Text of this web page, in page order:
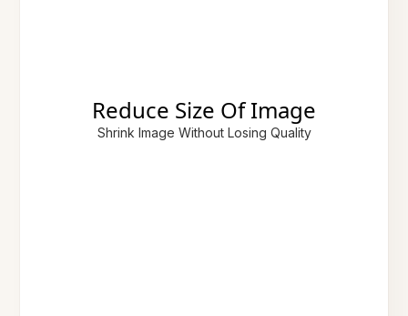
Reduce Size Of Image
Shrink Image Without Losing Quality